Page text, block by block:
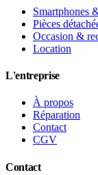
Smartphones
Pièces
Occasion &
Location
L'entreprise
À propos
Réparation
Contact
CGV
Contact